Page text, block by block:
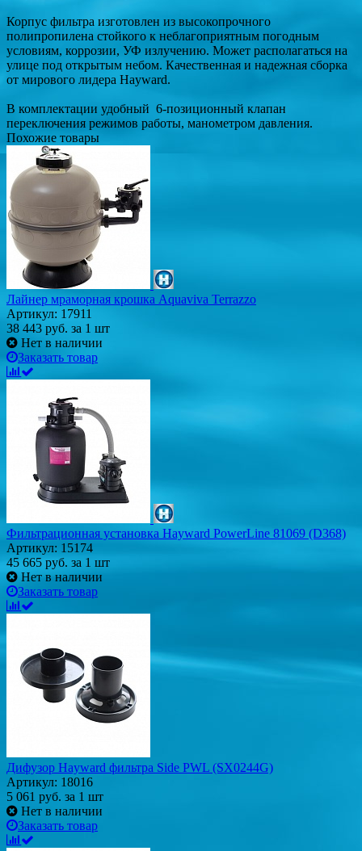
Корпус фильтра изготовлен из высокопрочного
полипропилена стойкого к неблагоприятным погодным
условиям, коррозии, УФ излучению. Может располагаться на
улице под открытым небом. Качественная и надежная сборка
от мирового лидера Hayward.
В комплектации удобный 6-позиционный клапан
переключения режимов работы, манометром давления.
Похожие товары
Лайнер мраморная крошка Aquaviva Terrazzo
Артикул: 17911
38 443 руб. за 1 шт
Нет в наличии
Заказать товар
Фильтрационная установка Hayward PowerLine 81069 (D368)
Артикул: 15174
45 665 руб. за 1 шт
Нет в наличии
Заказать товар
Дифузор Hayward фильтра Side PWL (SX0244G)
Артикул: 18016
5 061 руб. за 1 шт
Нет в наличии
Заказать товар